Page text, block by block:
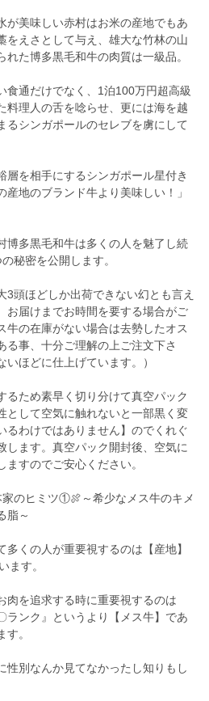
が美味しい赤村はお米の産地でもあ
をえさとして与え、雄大な竹林の山
た博多黒毛和牛の肉質は一級品。
食通だけでなく、1泊100万円超高級
料理人の舌を唸らせ、更には海を越
るシンガポールのセレブを虜にして
層を相手にするシンガポール星付き
産地のブランド牛より美味しい！」
博多黒毛和牛は多くの人を魅了し続
秘密を公開します。
頭ほどしか出荷できない幻とも言え
お届けまでお時間を要する場合がご
牛の在庫がない場合は去勢したオス
る事、十分ご理解の上ご注文下さ
ほどに仕上げています。）
ため素早く切り分けて真空パック
として空気に触れないと一部黒く変
るわけではありません】のでくれぐ
します。真空パック開封後、空気に
すのでご安心ください。
のヒミツ①🍖～希少なメス牛のキメ
脂～
くの人が重要視するのは【産地】
ます。
肉を追求する時に重要視するのは
ランク』というより【メス牛】であ
。
性別なんか見てなかったし知りもし